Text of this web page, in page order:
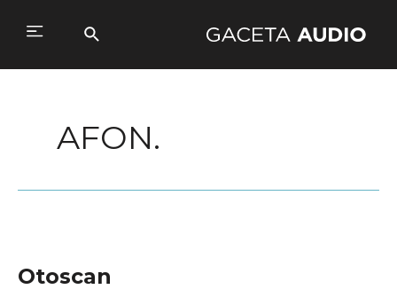
Buscar
AFON.
Otoscan